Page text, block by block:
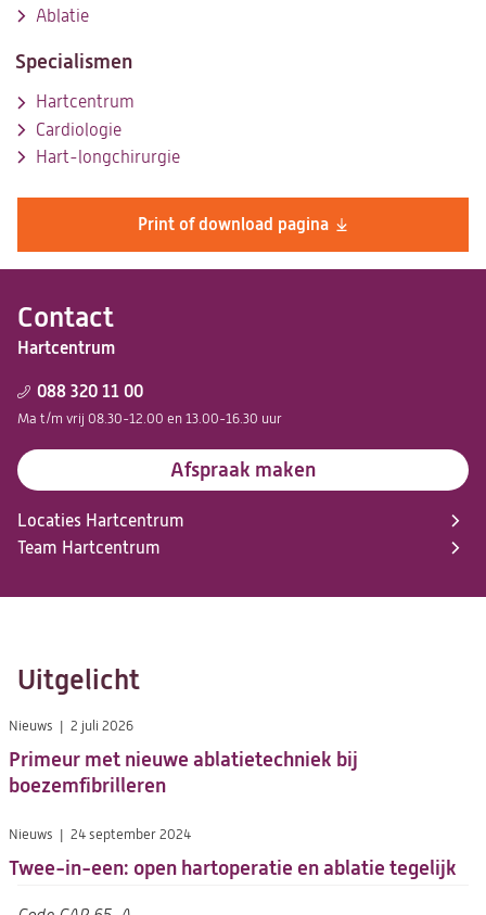
Contact
Hartcentrum
088 320 11 00
Ma t/m vrij 08.30-12.00 en 13.00-16.30 uur
Afspraak maken
Locaties Hartcentrum
Team Hartcentrum
Print of download pagina
Ablatie
Specialismen
Hartcentrum
Cardiologie
Hart-longchirurgie
Uitgelicht
Primeur met nieuwe ablatietechniek bij
boezemfibrilleren
Nieuws 2 juli 2026
Twee-in-een: open hartoperatie en ablatie tegelijk
Nieuws 24 september 2024